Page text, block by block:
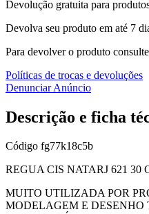
Devolução gratuita para
Devolva seu produto em até 7
Para devolver o produto
Políticas de trocas e devoluções
Denunciar Anúncio
Descrição e ficha
Código fg77k18c5b
REGUA CIS NATARJ 621 30
MUITO UTILIZADA POR
MODELAGEM E DESENHO